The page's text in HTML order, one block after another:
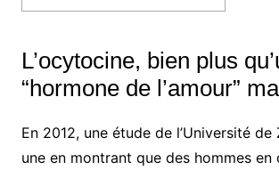
L’ocytocine, bien plus
“hormone de l’amour”
En 2012, une étude de l’Université
une en montrant que des hommes en